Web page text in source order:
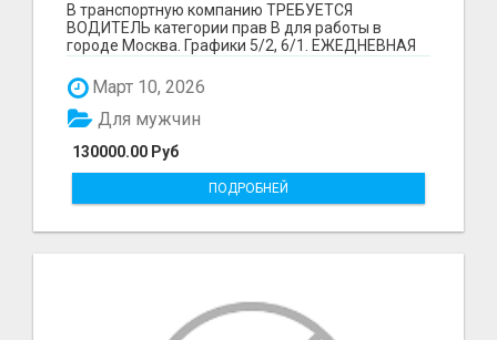
В транспортную компанию ТРЕБУЕТСЯ
ВОДИТЕЛЬ категории прав В для работы в
городе Москва. Графики 5/2, 6/1. ЕЖЕДНЕВНАЯ
Март 10, 2026
130000.00 Руб
Для мужчин
ПОДРОБНЕЙ